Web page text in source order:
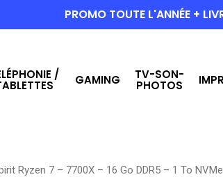
PROMO TOUTE L'ANNÉE +
/ GAMING TV-SON-
PHOTOS
Ryzen 7 – 7700X – 16 Go DDR5 – 1 To